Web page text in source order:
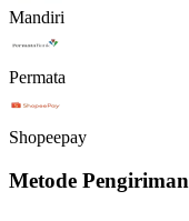
Mandiri
Permata
Shopeepay
Metode Pengiriman